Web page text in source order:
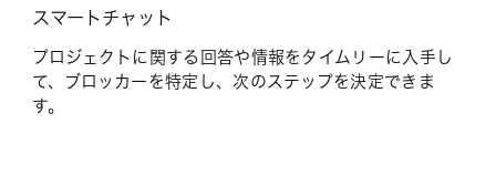
スマートチャット
プロジェクトに関する回答や情報をタイムリーに入手し
て、ブロッカーを特定し、次のステップを決定できま
す。